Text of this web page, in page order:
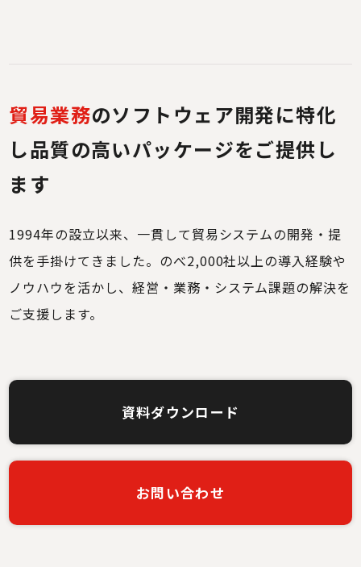
貿易業務のソフトウェア開発に特化
し品質の高いパッケージをご提供し
ます
1994年の設立以来、一貫して貿易システムの開発・提
供を手掛けてきました。のべ2,000社以上の導入経験や
ノウハウを活かし、経営・業務・システム課題の解決を
ご支援します。
資料ダウンロード
お問い合わせ